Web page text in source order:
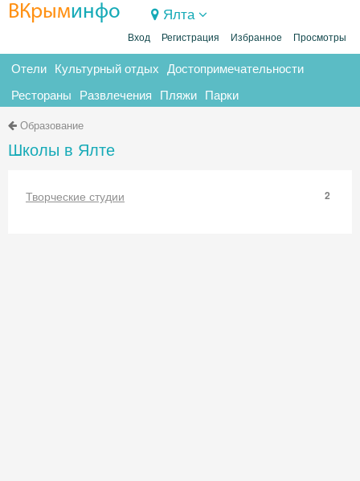
ВКрыминфо Ялта
Вход Регистрация Избранное Просмотры
Отели Культурный отдых Достопримечательности
Рестораны Развлечения Пляжи Парки
Образование
Школы в Ялте
Творческие студии 2